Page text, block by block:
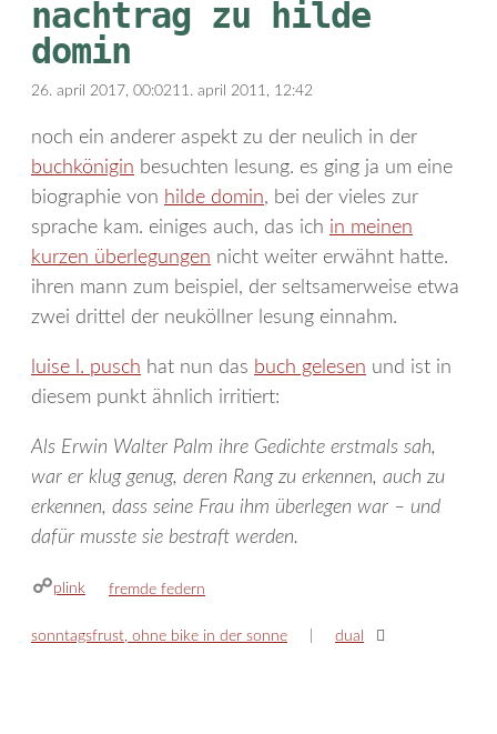
nachtrag zu hilde
domin
26. april 2017, 00:0211. april 2011, 12:42
noch ein anderer aspekt zu der neulich in der
buchkönigin besuchten lesung. es ging ja um eine
biographie von hilde domin, bei der vieles zur
sprache kam. einiges auch, das ich in meinen
kurzen überlegungen nicht weiter erwähnt hatte.
ihren mann zum beispiel, der seltsamerweise etwa
zwei drittel der neuköllner lesung einnahm.
luise l. pusch hat nun das buch gelesen und ist in
diesem punkt ähnlich irritiert:
Als Erwin Walter Palm ihre Gedichte erstmals sah,
war er klug genug, deren Rang zu erkennen, auch zu
erkennen, dass seine Frau ihm überlegen war – und
dafür musste sie bestraft werden.
plink kategorien
fremde federn
sonntagsfrust, ohne bike in der sonne dual